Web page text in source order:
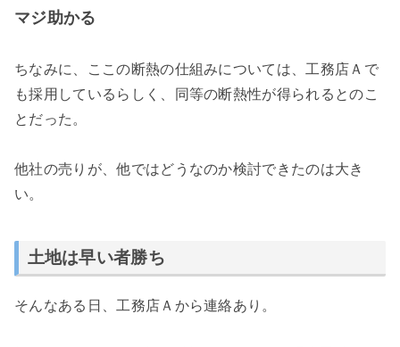
マジ助かる
ちなみに、ここの断熱の仕組みについては、工務店Ａで
も採用しているらしく、同等の断熱性が得られるとのこ
とだった。
他社の売りが、他ではどうなのか検討できたのは大き
い。
土地は早い者勝ち
そんなある日、工務店Ａから連絡あり。